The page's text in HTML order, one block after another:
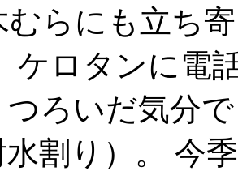
むらにも立ち
ケロタンに電
ろいだ気分
割り）。 今